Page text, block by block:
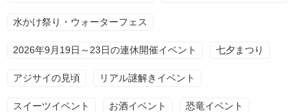
水かけ祭り・ウォーターフェス
2026年9月19日～23日の連休開催イベント 七夕まつり
アジサイの見頃 リアル謎解きイベント
スイーツイベント お酒イベント 恐竜イベント